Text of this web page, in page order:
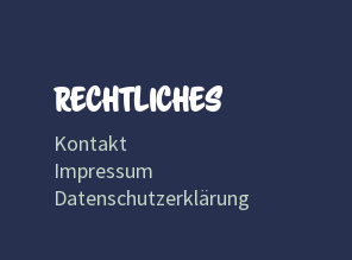
RECHTLICHES
Kontakt
Impressum
Datenschutzerklärung